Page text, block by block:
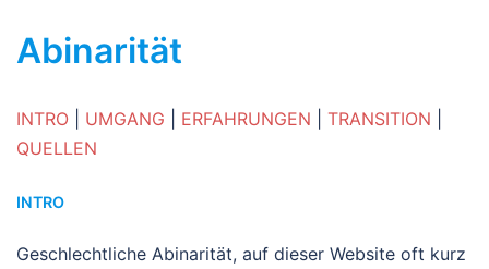
Abinarität
INTRO UMGANG ERFAHRUNGEN TRANSITION
QUELLEN
INTRO
Geschlechtliche Abinarität, auf dieser Website oft kurz